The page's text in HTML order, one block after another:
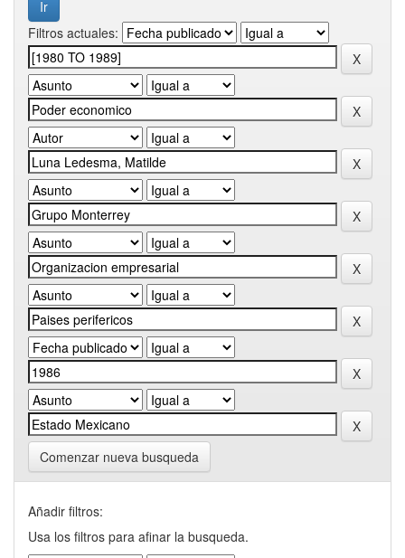
Filtros actuales:
Comenzar nueva busqueda
Añadir filtros:
Usa los filtros para afinar la busqueda.